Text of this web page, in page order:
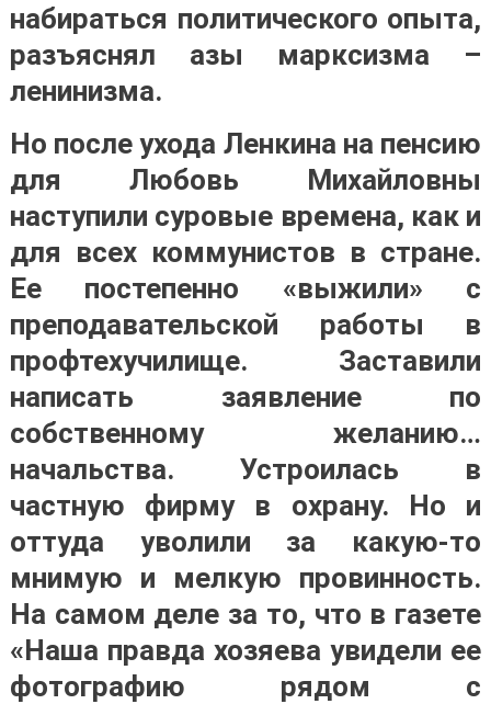
набираться политического опыта,
разъяснял азы марксизма –
ленинизма.
Но после ухода Ленкина на пенсию
для Любовь Михайловны
наступили суровые времена, как и
для всех коммунистов в стране.
Ее постепенно «выжили» с
преподавательской работы в
профтехучилище. Заставили
написать заявление по
собственному желанию…
начальства. Устроилась в
частную фирму в охрану. Но и
оттуда уволили за какую-то
мнимую и мелкую провинность.
На самом деле за то, что в газете
«Наша правда хозяева увидели ее
фотографию рядом с